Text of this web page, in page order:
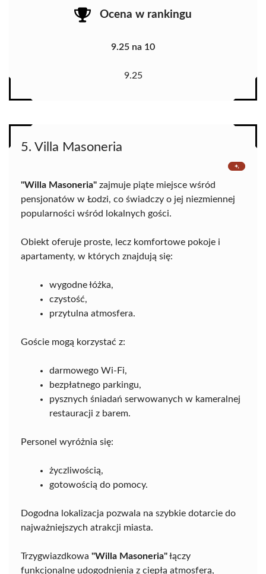
Ocena w rankingu
9.25 na 10
9.25
5. Villa Masoneria
"Willa Masoneria" zajmuje piąte miejsce wśród
pensjonatów w Łodzi, co świadczy o jej niezmiennej
popularności wśród lokalnych gości.
Obiekt oferuje proste, lecz komfortowe pokoje i
apartamenty, w których znajdują się:
wygodne łóżka,
czystość,
przytulna atmosfera.
Goście mogą korzystać z:
darmowego Wi-Fi,
bezpłatnego parkingu,
pysznych śniadań serwowanych w kameralnej
restauracji z barem.
Personel wyróżnia się:
życzliwością,
gotowością do pomocy.
Dogodna lokalizacja pozwala na szybkie dotarcie do
najważniejszych atrakcji miasta.
Trzygwiazdkowa "Willa Masoneria"łączy
funkcjonalne udogodnienia z ciepłą atmosferą,